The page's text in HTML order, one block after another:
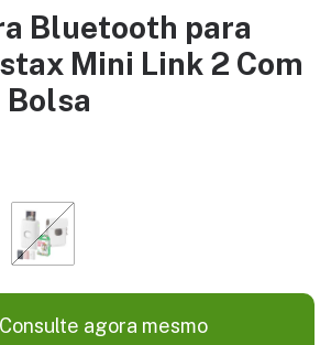
Bluetooth para
Mini Link 2 Com
Bolsa
Consulte agora mesmo